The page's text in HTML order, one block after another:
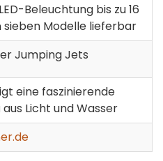
Beleuchtung bis zu 16
sieben Modelle lieferbar
Jumping Jets
eine faszinierende
Licht und Wasser